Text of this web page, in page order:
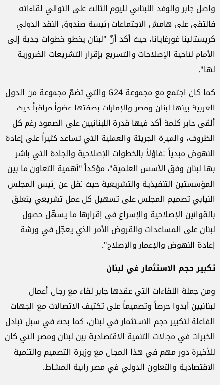
واصل جابر والوفد اللبناني لليوم الثالث على التوالي لقاءاته
فالتقى على هامش الاجتماعات رئيسة صندوق النقد الدولي
كريستالينا غورغايانا، حيث أكد أنّ "لبنان يخطو خطوات جدية إلى
الأمام لناحية الإصلاحات والتسريع بإقرار التشريعات الضرورية
لها".
كما كان اجتمع مع مجموعة G24 والتي تضمّ مجموعة من الدول
العربية بينها لبنان ومصر والإمارات بصفتها عضواً مراقباً حيث
ألقى جابر كلمة أكد فيها قدرة اللبنانيين على الصمود رغم كل
الظروف، والميزة الجريئة والعملية التي تساعد كثيراً على إعادة
النهوض مبدياً تفاؤلاً بالخطوات الإصلاحية والجادة التي باشر
بها لبنان وفق الأسس العلمية"، مؤكداً "أهمية التعاون ما بين
المؤسستين التنفيذية والتشريعية حيث نقل عن رئيس المجلس
النيابي تصميم المجلس على تسهيل كل عمل تشريعي يتعلق
بالقوانين الإصلاحية والإسراع في إقرارها ما يسهّل حصول
لبنان على المساعدات والقروض الأمر الذي يعجّل في ورشة
إعادة النهوض والإعمار والإصلاح".
تكبير حجم الاستثمار في لبنان
ومن جملة اللقاءات التي عقدها جابر لقاء مع رجال أعمال
لبنانيين أبدوا حرصاً وتصميماً على تكثيف الاتصالات مع الجهات
الفاعلة لتكبير حجم الاستثمار في لبنان، كما بحث في سبل تبادل
الخبرات في مجالات التنمية الاقتصادية بين لبنان ومصر التي كان
للأخيرة دور مهم في هذا المجال مع وزيرة التصميم والتنمية
الاقتصادية والتعاون الدولي في مصر رانية المشاط.